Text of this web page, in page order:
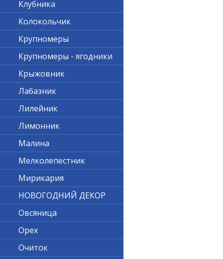
Клубника
Колокольчик
Крупномеры
Крупномеры - ягодники
Крыжовник
Лабазник
Лилейник
Лимонник
Малина
Мелколепестник
Мирикария
НОВОГОДНИЙ ДЕКОР
Овсяница
Орех
Очиток